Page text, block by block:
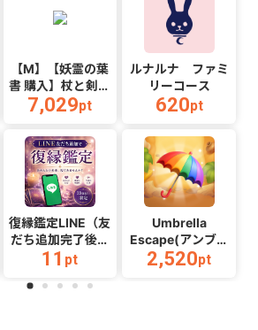
【M】【妖霊の葉
書 購入】杖と剣の
伝説
_Android_2608
7,029pt
ルナルナ ファミ
リーコース
620pt
復縁鑑定LINE（友
だち追加完了後ア
ンケート回答）
11 pt
Umbrella
Escape(アンブレ
ラエスケープ)
（Android）
2,520pt